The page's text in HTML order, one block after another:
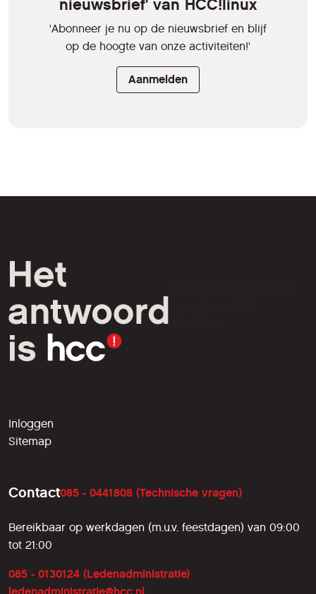
nieuwsbrief' van HCC!linux
'Abonneer je nu op de nieuwsbrief en blijf
op de hoogte van onze activiteiten!'
Aanmelden
liefhebbers.
Inloggen
Sitemap
Contact085 - 0441808 (Technische vragen)
Bereikbaar op werkdagen (m.u.v. feestdagen) van 09:00
tot 21:00
085 - 0130124 (Ledenadministratie)
ledenadministratie@hcc.nl